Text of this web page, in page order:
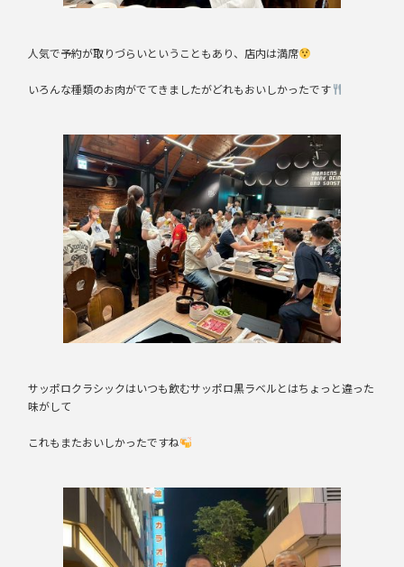
人気で予約が取りづらいということもあり、店内は満席
いろんな種類のお肉がでてきましたがどれもおいしかったです
サッポロクラシックはいつも飲むサッポロ黒ラベルとはちょっと違った
味がして
これもまたおいしかったですね